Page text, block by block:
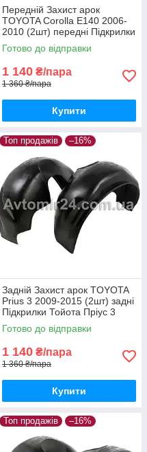
Передній Захист арок
TOYOTA Corolla E140 2006-
2010 (2шт) передні Підкрилки
Тойота Королла е140 з 2006
по 2010 пара передніх
Готово до відправки
1 140 ₴/пара
1 360 ₴/пара
Купити
Топ продажів –16%
Задній Захист арок TOYOTA
Prius 3 2009-2015 (2шт) задні
Підкрилки Тойота Пріус 3
пара задніх
Готово до відправки
1 140 ₴/пара
1 360 ₴/пара
Купити
Топ продажів –16%